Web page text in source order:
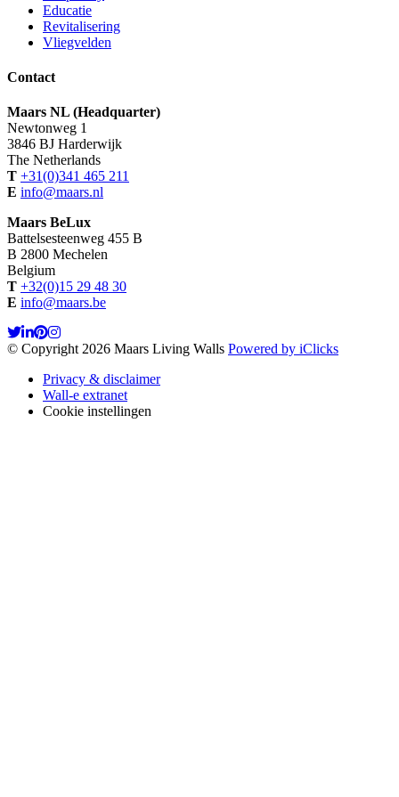
Educatie
Revitalisering
Vliegvelden
Contact
Maars NL (Headquarter)
Newtonweg 1
3846 BJ Harderwijk
The Netherlands
T +31(0)341 465 211
E info@maars.nl
Maars BeLux
Battelsesteenweg 455 B
B 2800 Mechelen
Belgium
T +32(0)15 29 48 30
E info@maars.be
© Copyright 2026 Maars Living Walls Powered by iClicks
Privacy & disclaimer
Wall-e extranet
Cookie instellingen